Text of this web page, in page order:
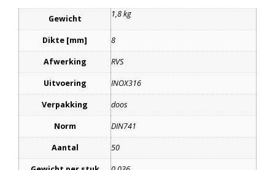
Gewicht 1,8 kg
Dikte [mm] 8
Afwerking RVS
Uitvoering INOX316
Verpakking doos
Norm DIN741
Aantal 50